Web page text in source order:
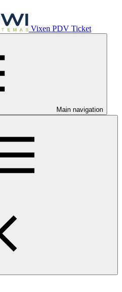
Vixen PDV Ticket
Main navigation